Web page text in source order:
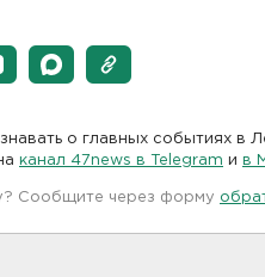
о главных событиях в
канал 47news в Telegram и в
Сообщите через форму